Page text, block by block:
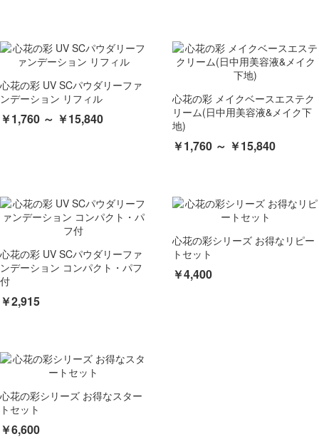
心花の彩 UV SCパウダリーファ
ンデーション リフィル
￥1,760 ～ ￥15,840
心花の彩 メイクベースエステク
リーム(日中用美容液&メイク下
地)
￥1,760 ～ ￥15,840
心花の彩 UV SCパウダリーファ
ンデーション コンパクト・パフ
付
￥2,915
心花の彩シリーズ お得なリピー
トセット
￥4,400
心花の彩シリーズ お得なスター
トセット
￥6,600